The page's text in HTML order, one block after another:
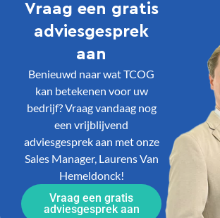
Vraag een gratis
adviesgesprek
aan
Benieuwd naar wat TCOG
kan betekenen voor uw
bedrijf? Vraag vandaag nog
een vrijblijvend
adviesgesprek aan met onze
Sales Manager, Laurens Van
Hemeldonck!
Vraag een gratis
adviesgesprek aan